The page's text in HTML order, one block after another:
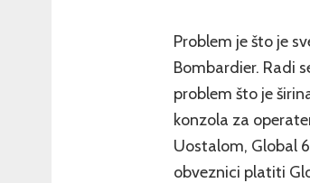
Problem je što je
Bombardier. Radi
problem što je
konzola za
Uostalom, Global
obveznici platiti